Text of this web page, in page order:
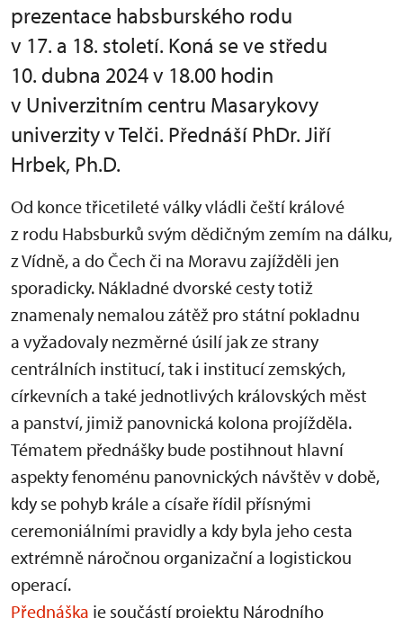
prezentace habsburského rodu
v 17. a 18. století. Koná se ve středu
10. dubna 2024 v 18.00 hodin
v Univerzitním centru Masarykovy
univerzity v Telči. Přednáší PhDr. Jiří
Hrbek, Ph.D.
Od konce třicetileté války vládli čeští králové
z rodu Habsburků svým dědičným zemím na dálku,
z Vídně, a do Čech či na Moravu zajížděli jen
sporadicky. Nákladné dvorské cesty totiž
znamenaly nemalou zátěž pro státní pokladnu
a vyžadovaly nezměrné úsilí jak ze strany
centrálních institucí, tak i institucí zemských,
církevních a také jednotlivých královských měst
a panství, jimiž panovnická kolona projížděla.
Tématem přednášky bude postihnout hlavní
aspekty fenoménu panovnických návštěv v době,
kdy se pohyb krále a císaře řídil přísnými
ceremoniálními pravidly a kdy byla jeho cesta
extrémně náročnou organizační a logistickou
operací.
Přednáška je součástí projektu Národního